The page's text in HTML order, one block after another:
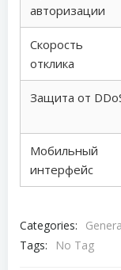
авторизации
Скорость
отклика
Защита от
Мобильный
интерфейс
Categories:
Tags:
No Tag